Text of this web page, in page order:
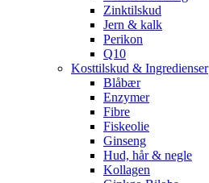
Zinktilskud
Jern & kalk
Perikon
Q10
Kosttilskud & Ingredienser
Blåbær
Enzymer
Fibre
Fiskeolie
Ginseng
Hud, hår & negle
Kollagen